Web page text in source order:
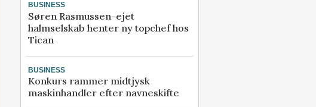
BUSINESS
Søren Rasmussen-ejet
halmselskab henter ny topchef hos
Tican
BUSINESS
Konkurs rammer midtjysk
maskinhandler efter navneskifte